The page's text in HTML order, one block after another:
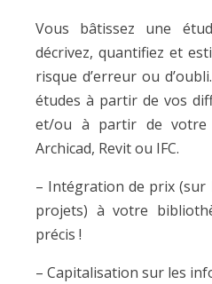
Vous bâtissez une
décrivez, quantifiez et
risque d’erreur ou
études à partir de vos
et/ou à partir de votre
Archicad, Revit ou IFC.
– Intégration de prix (sur
projets) à votre
précis !
– Capitalisation sur les